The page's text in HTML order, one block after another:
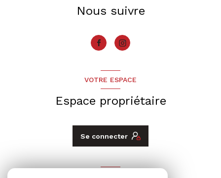
Nous suivre
VOTRE ESPACE
Espace propriétaire
Se connecter